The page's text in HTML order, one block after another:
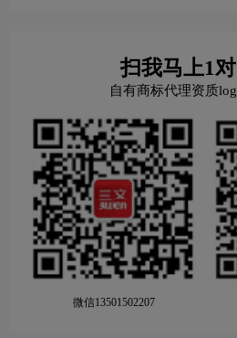
扫我马上1
自有商标代理资质
微信13501502207